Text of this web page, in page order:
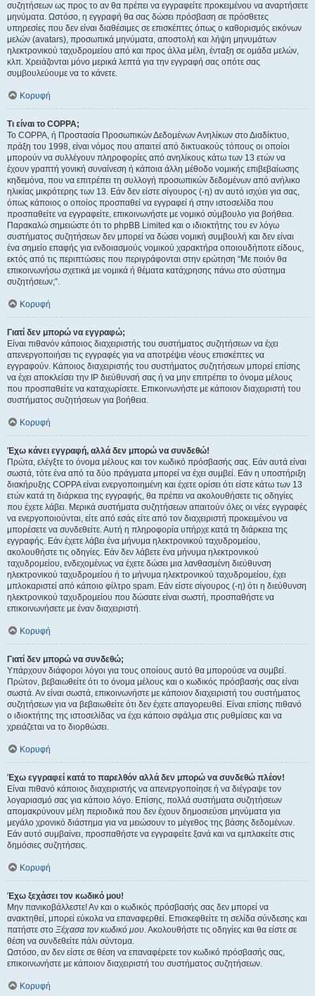
συζητήσεων ως προς το αν θα πρέπει να εγγραφείτε προκειμένου να αναρτήσετε
μηνύματα. Ωστόσο, η εγγραφή θα σας δώσει πρόσβαση σε πρόσθετες
υπηρεσίες που δεν είναι διαθέσιμες σε επισκέπτες όπως ο καθορισμός εικόνων
μελών (avatars), προσωπικά μηνύματα, αποστολή και λήψη μηνυμάτων
ηλεκτρονικού ταχυδρομείου από και προς άλλα μέλη, ένταξη σε ομάδα μελών,
κλπ. Χρειάζονται μόνο μερικά λεπτά για την εγγραφή σας οπότε σας
συμβουλεύουμε να το κάνετε.
Κορυφή
Τι είναι το COPPA;
Το COPPA, ή Προστασία Προσωπικών Δεδομένων Ανηλίκων στο Διαδίκτυο,
πράξη του 1998, είναι νόμος που απαιτεί από δικτυακούς τόπους οι οποίοι
μπορούν να συλλέγουν πληροφορίες από ανηλίκους κάτω των 13 ετών να
έχουν γραπτή γονική συναίνεση ή κάποια άλλη μέθοδο νομικής επιβεβαίωσης
κηδεμόνα, που να επιτρέπει τη συλλογή προσωπικών δεδομένων από ανήλικο
ηλικίας μικρότερης των 13. Εάν δεν είστε σίγουρος (-η) αν αυτό ισχύει για σας,
όπως κάποιος ο οποίος προσπαθεί να εγγραφεί ή στην ιστοσελίδα που
προσπαθείτε να εγγραφείτε, επικοινωνήστε με νομικό σύμβουλο για βοήθεια.
Παρακαλώ σημειώστε ότι το phpBB Limited και ο ιδιοκτήτης του εν λόγω
συστήματος συζητήσεων δεν μπορεί να δώσει νομική συμβουλή και δεν είναι
ένα σημείο επαφής για ενδοιασμούς νομικού χαρακτήρα οποιουδήποτε είδους,
εκτός από τις περιπτώσεις που περιγράφονται στην ερώτηση “Με ποιόν θα
επικοινωνήσω σχετικά με νομικά ή θέματα κατάχρησης πάνω στο σύστημα
συζητήσεων;”.
Κορυφή
Γιατί δεν μπορώ να εγγραφώ;
Είναι πιθανόν κάποιος διαχειριστής του συστήματος συζητήσεων να έχει
απενεργοποιήσει τις εγγραφές για να αποτρέψει νέους επισκέπτες να
εγγραφούν. Κάποιος διαχειριστής του συστήματος συζητήσεων μπορεί επίσης
να έχει αποκλείσει την IP διεύθυνσή σας ή να μην επιτρέπει το όνομα μέλους
που προσπαθείτε να καταχωρίσετε. Επικοινωνήστε με κάποιον διαχειριστή του
συστήματος συζητήσεων για βοήθεια.
Κορυφή
Έχω κάνει εγγραφή, αλλά δεν μπορώ να συνδεθώ!
Πρώτα, ελέγξτε το όνομα μέλους και τον κωδικό πρόσβασής σας. Εάν αυτά είναι
σωστά, τότε ένα από τα δύο πράγματα μπορεί να έχει συμβεί. Εάν η υποστήριξη
διακήρυξης COPPA είναι ενεργοποιημένη και έχετε ορίσει ότι είστε κάτω των 13
ετών κατά τη διάρκεια της εγγραφής, θα πρέπει να ακολουθήσετε τις οδηγίες
που έχετε λάβει. Μερικά συστήματα συζητήσεων απαιτούν όλες οι νέες εγγραφές
να ενεργοποιούνται, είτε από εσάς είτε από τον διαχειριστή προκειμένου να
μπορέσετε να συνδεθείτε. Αυτή η πληροφορία υπήρχε κατά τη διάρκεια της
εγγραφής. Εάν έχετε λάβει ένα μήνυμα ηλεκτρονικού ταχυδρομείου,
ακολουθήστε τις οδηγίες. Εάν δεν λάβετε ένα μήνυμα ηλεκτρονικού
ταχυδρομείου, ενδεχομένως να έχετε δώσει μια λανθασμένη διεύθυνση
ηλεκτρονικού ταχυδρομείου ή το μήνυμα ηλεκτρονικού ταχυδρομείου, έχει
μπλοκαριστεί από κάποιο φίλτρο spam. Εάν είστε σίγουρος (-η) ότι η διεύθυνση
ηλεκτρονικού ταχυδρομείου που δώσατε είναι σωστή, προσπαθήστε να
επικοινωνήσετε με έναν διαχειριστή.
Κορυφή
Γιατί δεν μπορώ να συνδεθώ;
Υπάρχουν διάφοροι λόγοι για τους οποίους αυτό θα μπορούσε να συμβεί.
Πρώτον, βεβαιωθείτε ότι το όνομα μέλους και ο κωδικός πρόσβασής σας είναι
σωστά. Αν είναι σωστά, επικοινωνήστε με κάποιον διαχειριστή του συστήματος
συζητήσεων για να βεβαιωθείτε ότι δεν έχετε απαγορευθεί. Είναι επίσης πιθανό
ο ιδιοκτήτης της ιστοσελίδας να έχει κάποιο σφάλμα στις ρυθμίσεις και να
χρειάζεται να το διορθώσει.
Κορυφή
Έχω εγγραφεί κατά το παρελθόν αλλά δεν μπορώ να συνδεθώ πλέον!
Είναι πιθανό κάποιος διαχειριστής να απενεργοποίησε ή να διέγραψε τον
λογαριασμό σας για κάποιο λόγο. Επίσης, πολλά συστήματα συζητήσεων
απομακρύνουν μέλη περιοδικά που δεν έχουν δημοσιεύσει μηνύματα για
μεγάλο χρονικό διάστημα για να μειώσουν το μέγεθος της βάσης δεδομένων.
Εάν αυτό συμβαίνει, προσπαθήστε να εγγραφείτε ξανά και να εμπλακείτε στις
δημόσιες συζητήσεις.
Κορυφή
Έχω ξεχάσει τον κωδικό μου!
Μην πανικοβάλλεστε! Αν και ο κωδικός πρόσβασής σας δεν μπορεί να
ανακτηθεί, μπορεί εύκολα να επαναφερθεί. Επισκεφθείτε τη σελίδα σύνδεσης και
πατήστε στο Ξέχασα τον κωδικό μου. Ακολουθήστε τις οδηγίες και θα είστε σε
θέση να συνδεθείτε πάλι σύντομα.
Ωστόσο, αν δεν είστε σε θέση να επαναφέρετε τον κωδικό πρόσβασής σας,
επικοινωνήστε με κάποιον διαχειριστή του συστήματος συζητήσεων.
Κορυφή